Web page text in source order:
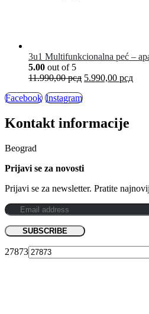
3u1 Multifunkcionalna peć –
5.00 out of 5
11.990,00рсд 5.990,00 рсд
Facebook Instagram
Kontakt informacije
Beograd
Prijavi se za novosti
Prijavi se za newsletter. Pratite
27873